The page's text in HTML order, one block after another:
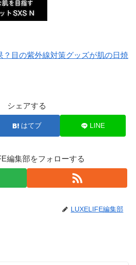
？目の紫外線対策グッズが肌の日焼
シェアする
はてブ LINE
編集部をフォローする
LUXELIFE編集部